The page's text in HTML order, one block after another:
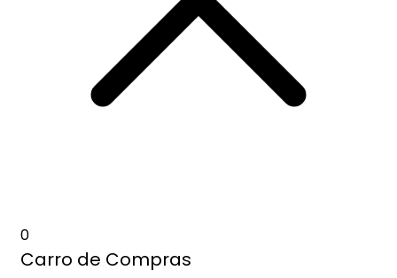
0
Carro de Compras